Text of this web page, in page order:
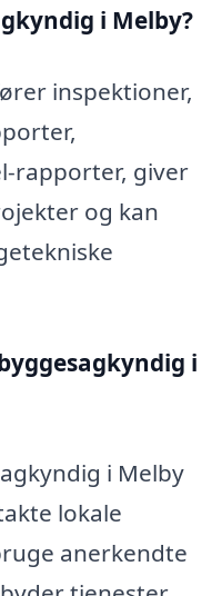
i Melby?
inspektioner,
rapporter, giver
og kan
i
i Melby
lokale
anerkendte